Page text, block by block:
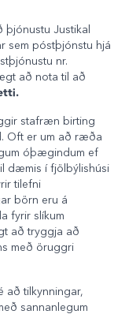
þjónustu Justikal
sem póstþjónstu hjá
nr.
að nota til að
stafræn birting
Oft er um að ræða
óþægindum ef
dæmis í fjölbýlishúsi
tilefni
börn eru á
fyrir slíkum
að tryggja að
með öruggri
að tilkynningar,
sannanlegum